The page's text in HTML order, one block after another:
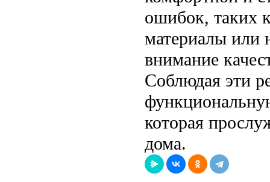
ошибок, таких
материалы или
внимание
Соблюдая эти
которая
дома.